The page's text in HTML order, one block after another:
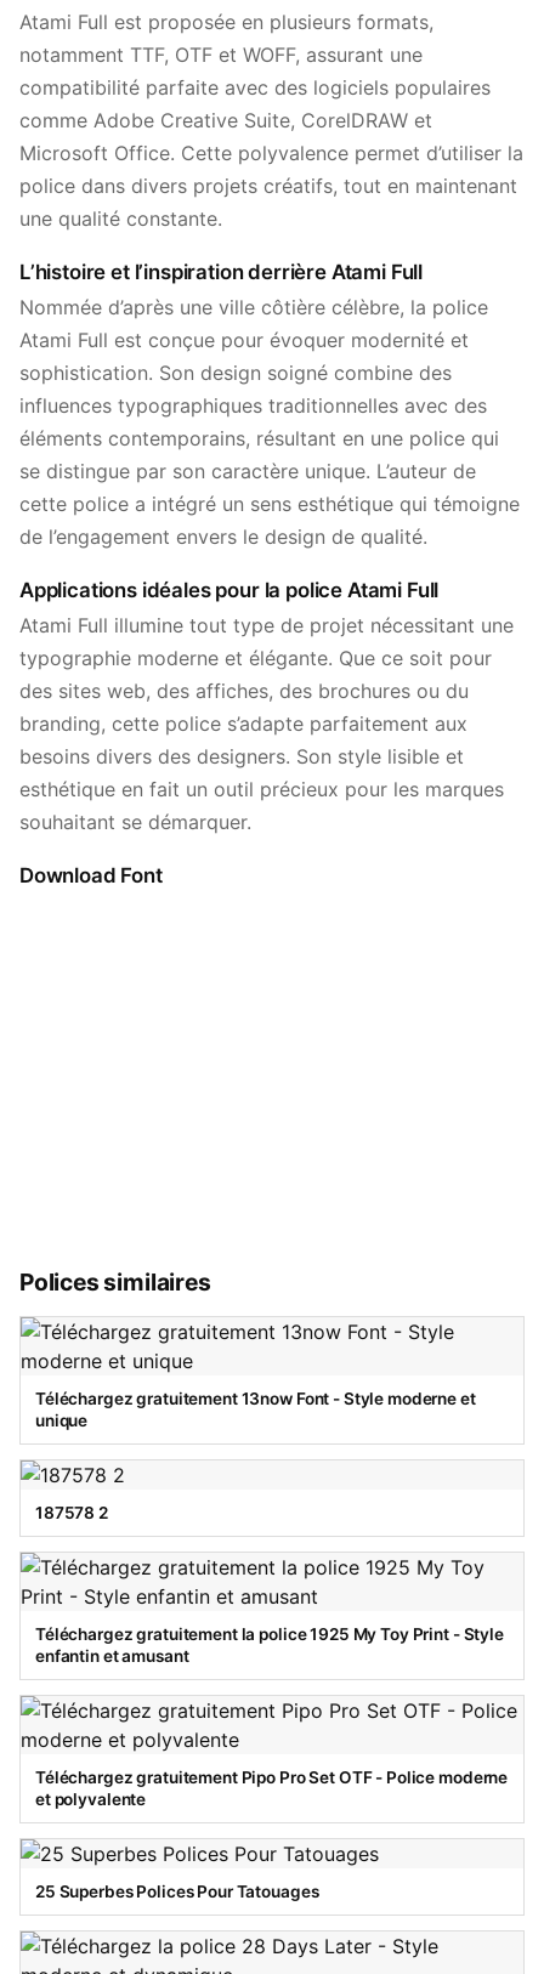
Atami Full est proposée en plusieurs formats,
notamment TTF, OTF et WOFF, assurant une
compatibilité parfaite avec des logiciels populaires
comme Adobe Creative Suite, CorelDRAW et
Microsoft Office. Cette polyvalence permet d’utiliser la
police dans divers projets créatifs, tout en maintenant
une qualité constante.
L’histoire et l’inspiration derrière Atami Full
Nommée d’après une ville côtière célèbre, la police
Atami Full est conçue pour évoquer modernité et
sophistication. Son design soigné combine des
influences typographiques traditionnelles avec des
éléments contemporains, résultant en une police qui
se distingue par son caractère unique. L’auteur de
cette police a intégré un sens esthétique qui témoigne
de l’engagement envers le design de qualité.
Applications idéales pour la police Atami Full
Atami Full illumine tout type de projet nécessitant une
typographie moderne et élégante. Que ce soit pour
des sites web, des affiches, des brochures ou du
branding, cette police s’adapte parfaitement aux
besoins divers des designers. Son style lisible et
esthétique en fait un outil précieux pour les marques
souhaitant se démarquer.
Download Font
Polices similaires
Téléchargez gratuitement 13now Font - Style moderne et
unique
187578 2
Téléchargez gratuitement la police 1925 My Toy Print - Style
enfantin et amusant
Téléchargez gratuitement Pipo Pro Set OTF - Police moderne
et polyvalente
25 Superbes Polices Pour Tatouages